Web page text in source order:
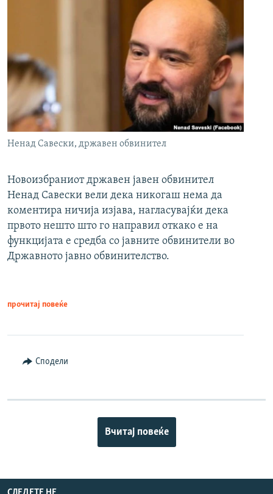
Ненад Савески, државен обвинител
Новоизбраниот државен јавен обвинител
Ненад Савески вели дека никогаш нема да
коментира ничија изјава, нагласувајќи дека
првото нешто што го направил откако е на
функцијата е средба со јавните обвинители во
Државното јавно обвинителство.
прочитај повеќе
Сподели
Вчитај повеќе